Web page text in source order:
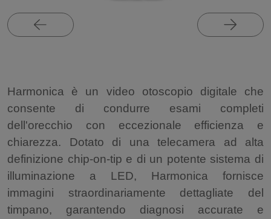
Harmonica è un video otoscopio digitale che
consente di condurre esami completi
dell'orecchio con eccezionale efficienza e
chiarezza. Dotato di una telecamera ad alta
definizione chip-on-tip e di un potente sistema di
illuminazione a LED, Harmonica fornisce
immagini straordinariamente dettagliate del
timpano, garantendo diagnosi accurate e